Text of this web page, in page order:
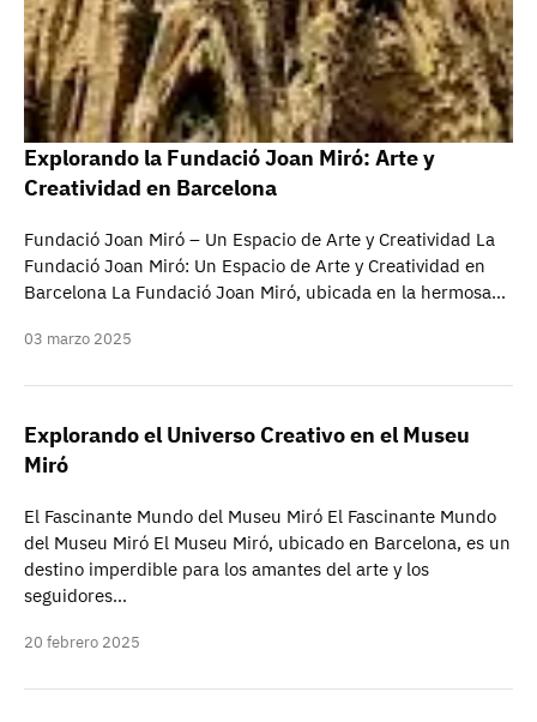
Explorando la Fundació Joan Miró: Arte y
Creatividad en Barcelona
Fundació Joan Miró – Un Espacio de Arte y Creatividad La
Fundació Joan Miró: Un Espacio de Arte y Creatividad en
Barcelona La Fundació Joan Miró, ubicada en la hermosa…
03 marzo 2025
Explorando el Universo Creativo en el Museu
Miró
El Fascinante Mundo del Museu Miró El Fascinante Mundo
del Museu Miró El Museu Miró, ubicado en Barcelona, es un
destino imperdible para los amantes del arte y los
seguidores…
20 febrero 2025